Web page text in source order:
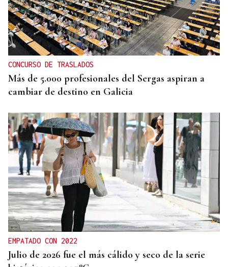
CONCURSO DE TRASLADOS
Más de 5.000 profesionales del Sergas aspiran a
cambiar de destino en Galicia
EMPATADO CON 2022
Julio de 2026 fue el más cálido y seco de la serie